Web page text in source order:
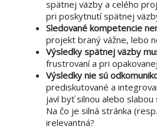
spätnej väzby a celého
pri poskytnutí spätnej
Sledované kompetencie
projekt braný vážne, lebo
Výsledky spätnej väzby
frustrovaní a pri
Výsledky nie sú
prediskutované a
javí byť silnou alebo
Na čo je silná stránka
irelevantná?